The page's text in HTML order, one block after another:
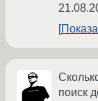
поиск